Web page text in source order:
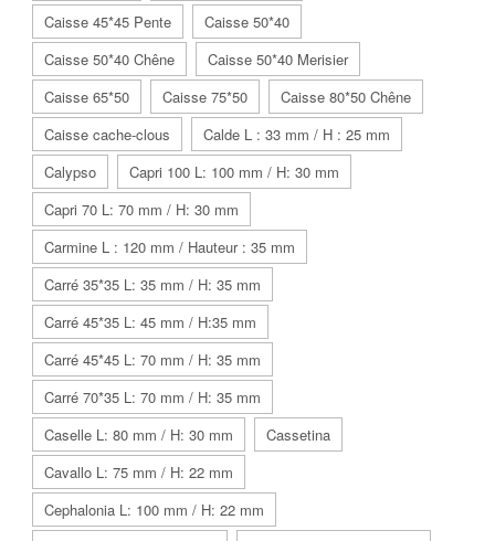
Caisse 45*45 Pente
Caisse 50*40
Caisse 50*40 Chêne
Caisse 50*40 Merisier
Caisse 65*50
Caisse 75*50
Caisse 80*50 Chêne
Caisse cache-clous
Calde L : 33 mm / H : 25 mm
Calypso
Capri 100 L: 100 mm / H: 30 mm
Capri 70 L: 70 mm / H: 30 mm
Carmine L : 120 mm / Hauteur : 35 mm
Carré 35*35 L: 35 mm / H: 35 mm
Carré 45*35 L: 45 mm / H:35 mm
Carré 45*45 L: 70 mm / H: 35 mm
Carré 70*35 L: 70 mm / H: 35 mm
Caselle L: 80 mm / H: 30 mm
Cassetina
Cavallo L: 75 mm / H: 22 mm
Cephalonia L: 100 mm / H: 22 mm